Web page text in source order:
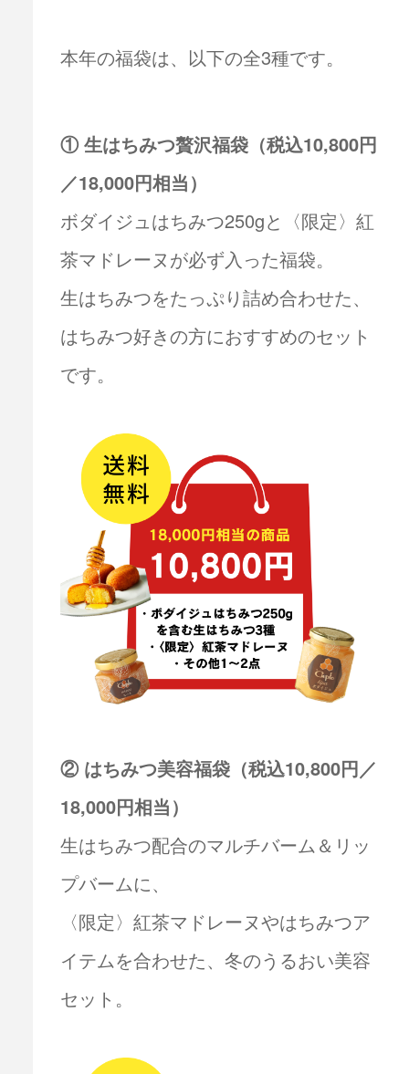
本年の福袋は、以下の全3種です。
① 生はちみつ贅沢福袋（税込10,800円
／18,000円相当）
ボダイジュはちみつ250gと〈限定〉紅
茶マドレーヌが必ず入った福袋。
生はちみつをたっぷり詰め合わせた、
はちみつ好きの方におすすめのセット
です。
② はちみつ美容福袋（税込10,800円／
18,000円相当）
生はちみつ配合のマルチバーム＆リッ
プバームに、
〈限定〉紅茶マドレーヌやはちみつア
イテムを合わせた、冬のうるおい美容
セット。